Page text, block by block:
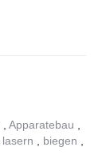
Apparatebau
lasern
biegen